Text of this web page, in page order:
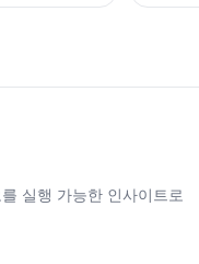
실행 가능한 인사이트로